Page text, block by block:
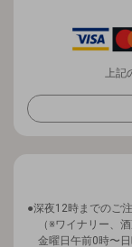
上
深夜12時までのご
（※ワイナリー、
金曜日午前0時〜